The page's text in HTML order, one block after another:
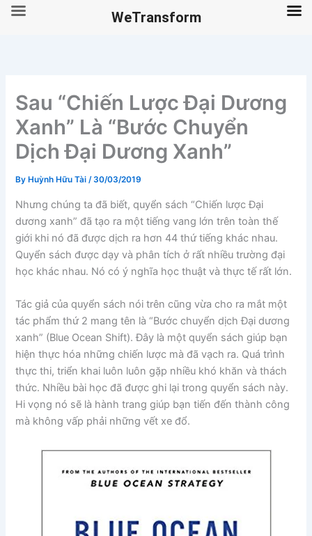
Sau “Chiến Lược Đại Dương
Xanh” Là “Bước Chuyển
Dịch Đại Dương Xanh”
By Huỳnh Hữu Tài/30/03/2019
Nhưng chúng ta đã biết, quyển sách “Chiến lược Đại
dương xanh” đã tạo ra một tiếng vang lớn trên toàn thế
giới khi nó đã được dịch ra hơn 44 thứ tiếng khác nhau.
Quyển sách được dạy và phân tích ở rất nhiều trường đại
học khác nhau. Nó có ý nghĩa học thuật và thực tế rất lớn.
Tác giả của quyển sách nói trên cũng vừa cho ra mắt một
tác phẩm thứ 2 mang tên là “Bước chuyển dịch Đại dương
xanh” (Blue Ocean Shift). Đây là một quyển sách giúp bạn
hiện thực hóa những chiến lược mà đã vạch ra. Quá trình
thực thi, triển khai luôn luôn gặp nhiều khó khăn và thách
thức. Nhiều bài học đã được ghi lại trong quyển sách này.
Hi vọng nó sẽ là hành trang giúp bạn tiến đến thành công
mà không vấp phải những vết xe đổ.
WeTransform